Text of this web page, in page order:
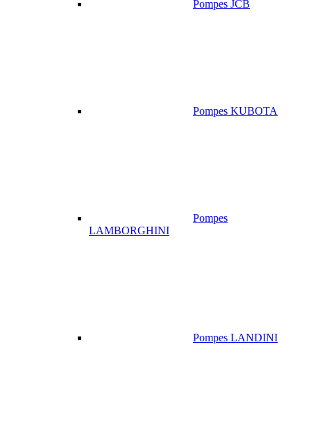
Pompes JCB
Pompes KUBOTA
Pompes
LAMBORGHINI
Pompes LANDINI